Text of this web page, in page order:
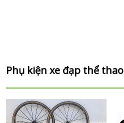
Phụ kiện xe đạp thể thao